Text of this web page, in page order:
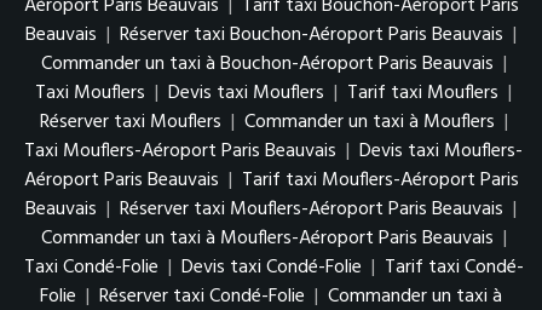
Aéroport Paris Beauvais | Tarif taxi Bouchon-Aéroport Paris
Beauvais | Réserver taxi Bouchon-Aéroport Paris Beauvais |
Commander un taxi à Bouchon-Aéroport Paris Beauvais |
Taxi Mouflers | Devis taxi Mouflers | Tarif taxi Mouflers |
Réserver taxi Mouflers | Commander un taxi à Mouflers |
Taxi Mouflers-Aéroport Paris Beauvais | Devis taxi Mouflers-
Aéroport Paris Beauvais | Tarif taxi Mouflers-Aéroport Paris
Beauvais | Réserver taxi Mouflers-Aéroport Paris Beauvais |
Commander un taxi à Mouflers-Aéroport Paris Beauvais |
Taxi Condé-Folie | Devis taxi Condé-Folie | Tarif taxi Condé-
Folie | Réserver taxi Condé-Folie | Commander un taxi à